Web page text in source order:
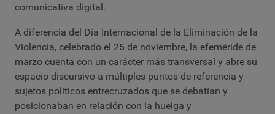
comunicativa digital.
A diferencia del Día Internacional de la Eliminación de la
Violencia, celebrado el 25 de noviembre, la efeméride de
marzo cuenta con un carácter más transversal y abre su
espacio discursivo a múltiples puntos de referencia y
sujetos políticos entrecruzados que se debatían y
posicionaban en relación con la huelga y